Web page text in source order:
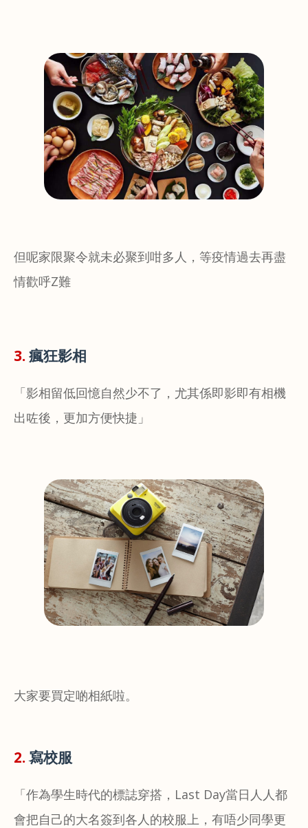
但呢家限聚令就未必聚到咁多人，等疫情過去再盡
情歡呼Z難
3.瘋狂影相
「影相留低回憶自然少不了，尤其係即影即有相機
出咗後，更加方便快捷」
大家要買定啲相紙啦。
2.寫校服
「作為學生時代的標誌穿搭，Last Day當日人人都
會把自己的大名簽到各人的校服上，有唔少同學更